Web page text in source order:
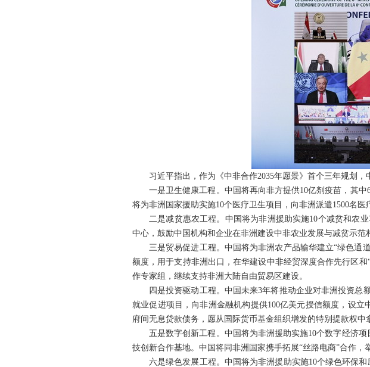
习近平指出，作为《中非合作2035年愿景》首个三年规划，
一是卫生健康工程。中国将再向非方提供10亿剂疫苗，其
将为非洲国家援助实施10个医疗卫生项目，向非洲派遣1500名医
二是减贫惠农工程。中国将为非洲援助实施10个减贫和农
中心，鼓励中国机构和企业在非洲建设中非农业发展与减贫示范
三是贸易促进工程。中国将为非洲农产品输华建立“绿色通
额度，用于支持非洲出口，在华建设中非经贸深度合作先行区
作专家组，继续支持非洲大陆自由贸易区建设。
四是投资驱动工程。中国未来3年将推动企业对非洲投资总
就业促进项目，向非洲金融机构提供100亿美元授信额度，设
府间无息贷款债务，愿从国际货币基金组织增发的特别提款权中
五是数字创新工程。中国将为非洲援助实施10个数字经济
技创新合作基地。中国将同非洲国家携手拓展“丝路电商”合作，
六是绿色发展工程。中国将为非洲援助实施10个绿色环保